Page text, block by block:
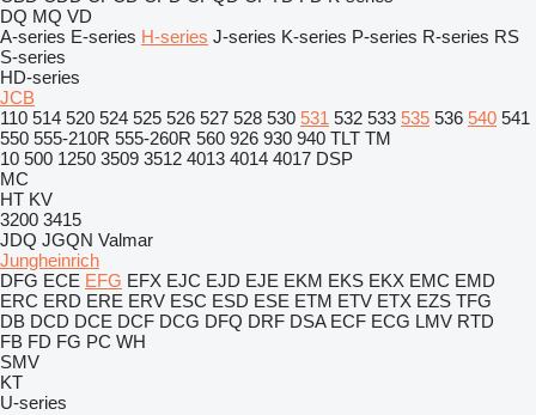
DQ MQ VD
A-series E-series H-series J-series K-series P-series R-series RS
S-series
HD-series
JCB
110 514 520 524 525 526 527 528 530 531 532 533 535 536 540 541
550 555-210R 555-260R 560 926 930 940 TLT TM
10 500 1250 3509 3512 4013 4014 4017 DSP
MC
HT KV
3200 3415
JDQ JGQN Valmar
Jungheinrich
DFG ECE EFG EFX EJC EJD EJE EKM EKS EKX EMC EMD
ERC ERD ERE ERV ESC ESD ESE ETM ETV ETX EZS TFG
DB DCD DCE DCF DCG DFQ DRF DSA ECF ECG LMV RTD
FB FD FG PC WH
SMV
KT
U-series